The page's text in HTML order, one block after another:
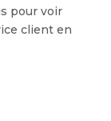
pour voir
client en